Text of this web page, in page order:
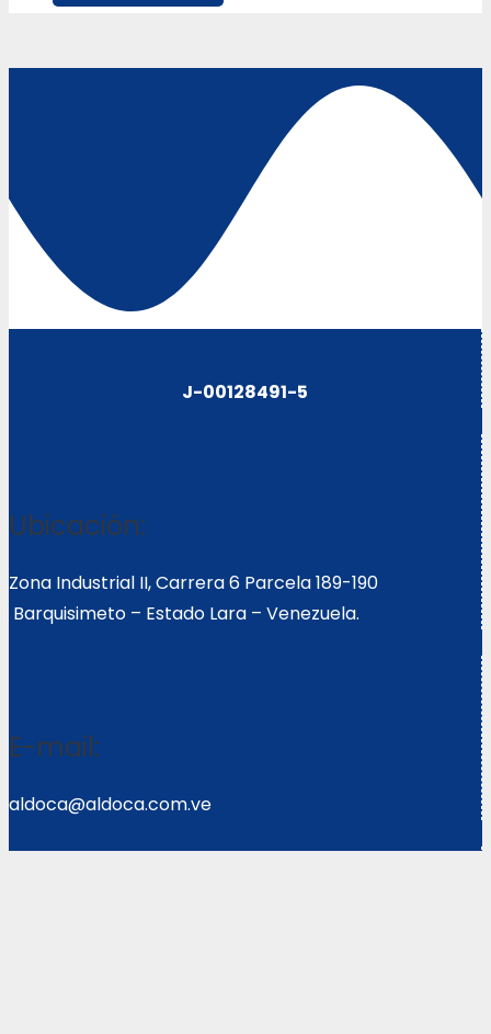
J-00128491-5
Ubicación:
Zona Industrial II, Carrera 6 Parcela 189-190
Barquisimeto – Estado Lara – Venezuela.
E-mail:
aldoca@aldoca.com.ve